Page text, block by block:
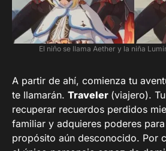
El niño se llama Aether y la niña
A partir de ahí, comienza tu
te llamarán. Traveler (viajero).
recuperar recuerdos perdidos
familiar y adquieres poderes
propósito aún desconocido. Por